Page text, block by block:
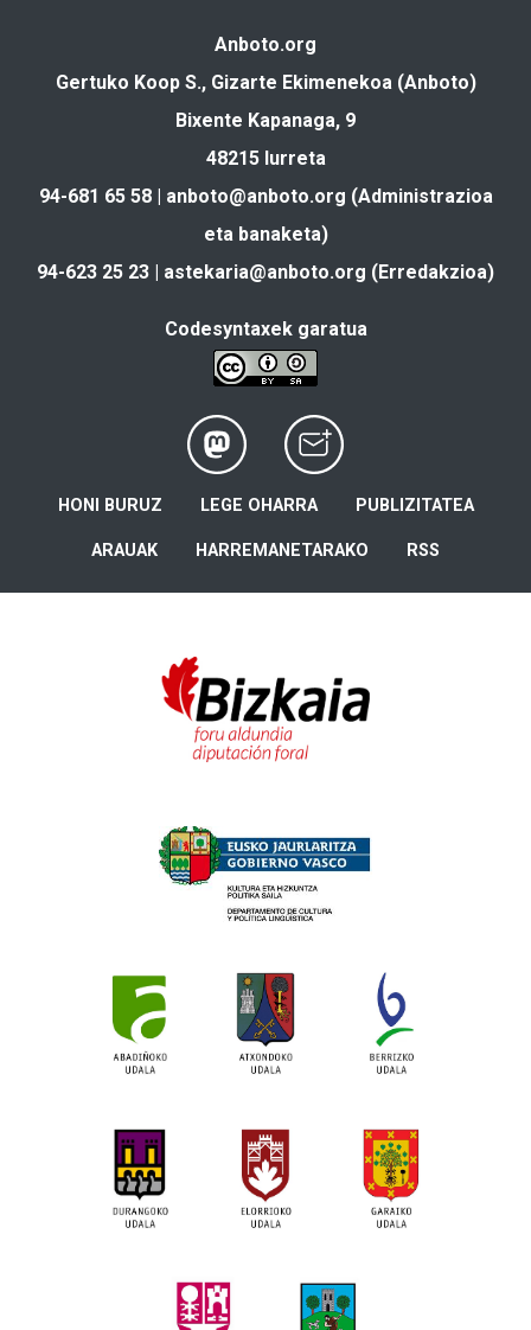
Anboto.org
Gertuko Koop S., Gizarte Ekimenekoa (Anboto)
Bixente Kapanaga, 9
48215 Iurreta
94-681 65 58 | anboto@anboto.org (Administrazioa
eta banaketa)
94-623 25 23 | astekaria@anboto.org (Erredakzioa)
Codesyntaxek garatua
HONI BURUZ LEGE OHARRA PUBLIZITATEA
ARAUAK HARREMANETARAKO RSS